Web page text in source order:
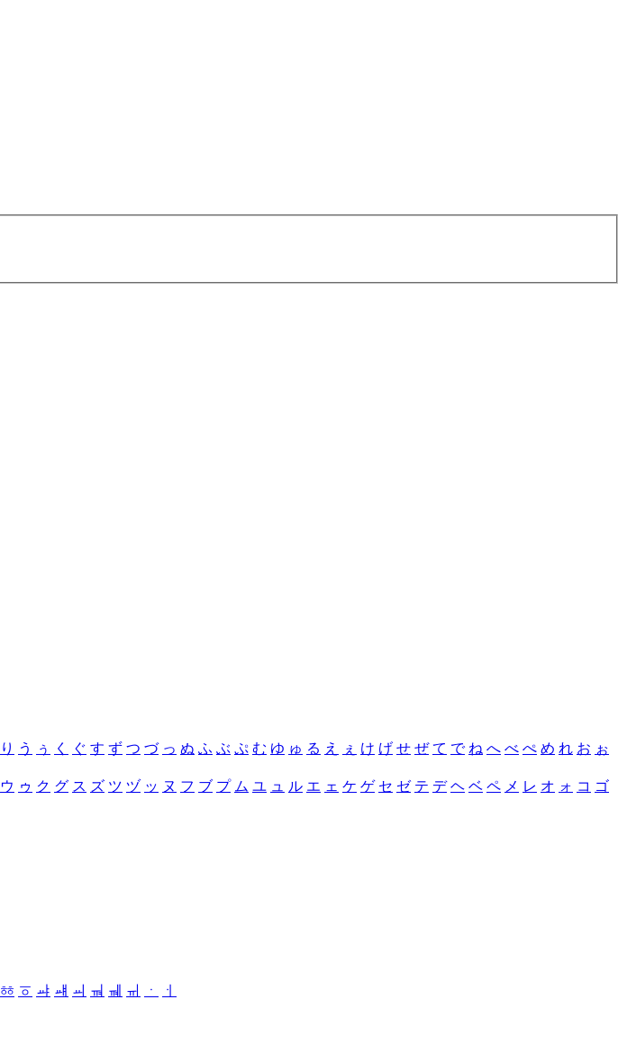
り う ぅ く ぐ す ず つ づ っ ぬ ふ ぶ ぷ む ゆ ゅ る え ぇ け げ せ ぜ て で ね へ べ ぺ め れ お ぉ
ウ ゥ ク グ ス ズ ツ ヅ ッ ヌ フ ブ プ ム ユ ュ ル エ ェ ケ ゲ セ ゼ テ デ ヘ ベ ペ メ レ オ ォ コ ゴ
ㆅ ㆆ ㆇ ㆈ ㆉ ㆊ ㆋ ㆌ ㆍ
ㆎ